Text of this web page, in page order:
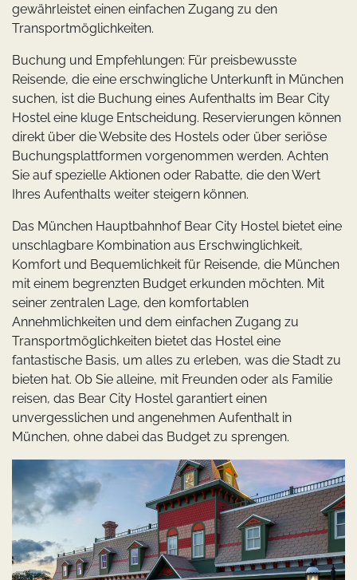
gewährleistet einen einfachen Zugang zu den
Transportmöglichkeiten.
Buchung und Empfehlungen: Für preisbewusste
Reisende, die eine erschwingliche Unterkunft in München
suchen, ist die Buchung eines Aufenthalts im Bear City
Hostel eine kluge Entscheidung. Reservierungen können
direkt über die Website des Hostels oder über seriöse
Buchungsplattformen vorgenommen werden. Achten
Sie auf spezielle Aktionen oder Rabatte, die den Wert
Ihres Aufenthalts weiter steigern können.
Das München Hauptbahnhof Bear City Hostel bietet eine
unschlagbare Kombination aus Erschwinglichkeit,
Komfort und Bequemlichkeit für Reisende, die München
mit einem begrenzten Budget erkunden möchten. Mit
seiner zentralen Lage, den komfortablen
Annehmlichkeiten und dem einfachen Zugang zu
Transportmöglichkeiten bietet das Hostel eine
fantastische Basis, um alles zu erleben, was die Stadt zu
bieten hat. Ob Sie alleine, mit Freunden oder als Familie
reisen, das Bear City Hostel garantiert einen
unvergesslichen und angenehmen Aufenthalt in
München, ohne dabei das Budget zu sprengen.